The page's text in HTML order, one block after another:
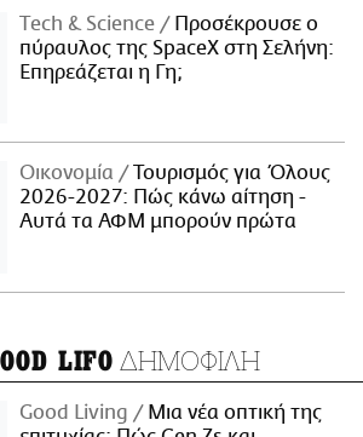
Τech & Science
Προσέκρουσε ο
πύραυλος της SpaceX στη Σελήνη:
Επηρεάζεται η Γη;
Οικονομία
Τουρισμός για Όλους
2026-2027: Πώς κάνω αίτηση -
Αυτά τα ΑΦΜ μπορούν πρώτα
LIFO ΔΗΜΟΦΙΛΗ
Good Living
Μια νέα οπτική της